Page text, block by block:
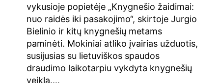
vykusioje popietėje „Knygnešio žaidimai:
nuo raidės iki pasakojimo“, skirtoje Jurgio
Bielinio ir kitų knygnešių metams
paminėti. Mokiniai atliko įvairias užduotis,
susijusias su lietuviškos spaudos
draudimo laikotarpiu vykdyta knygnešių
veikla.…